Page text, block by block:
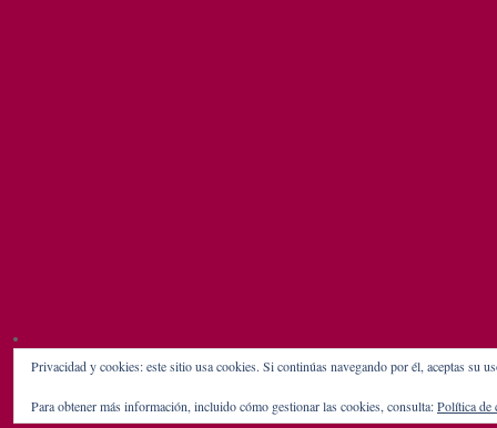
Privacidad y cookies: este sitio usa cookies. Si continúas navegando por él, aceptas su
Para obtener más información, incluido cómo gestionar las cookies, consulta:Política de